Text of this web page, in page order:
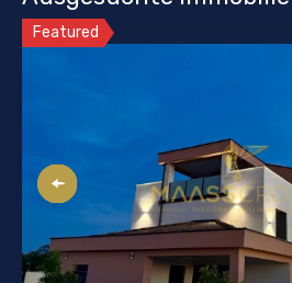
Featured